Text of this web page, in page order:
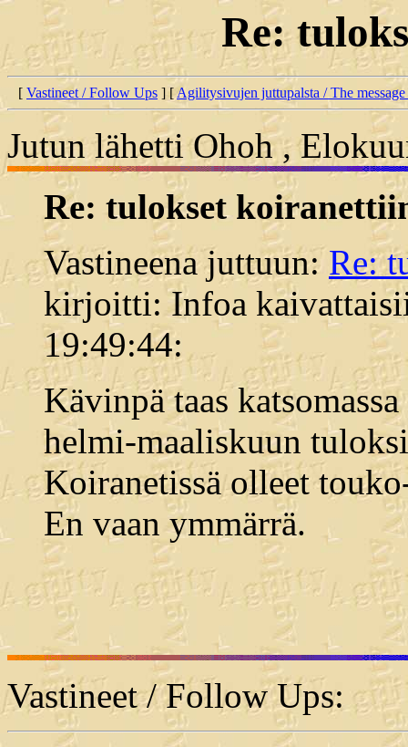
Re:
[ Vastineet / Follow Ups ] [Agilitysivujen juttupalsta / The
Jutun lähetti Ohoh ,
Re: tulokset
Vastineena juttuun:Re:
kirjoitti: Infoa
19:49:44:
Kävinpä taas
helmi-maaliskuun
Koiranetissä olleet
En vaan ymmärrä.
Vastineet / Follow Ups: